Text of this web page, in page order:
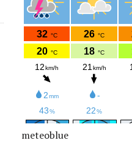
meteoblue